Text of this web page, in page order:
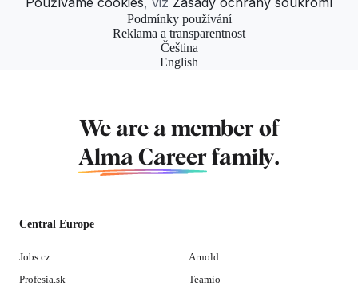
Podmínky používání
Reklama a transparentnost
Čeština
English
We are a member of
Alma Career family.
Central Europe
Jobs.cz
Profesia.sk
Arnold
Teamio